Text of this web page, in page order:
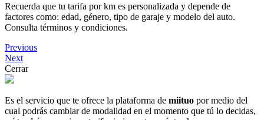
Recuerda que tu tarifa por km es personalizada y depende de
factores como: edad, género, tipo de garaje y modelo del auto.
Consulta términos y condiciones.
Previous
Next
Cerrar
Es el servicio que te ofrece la plataforma de miituo por medio del
cual podrás cambiar de modalidad en el momento que tú lo decidas,